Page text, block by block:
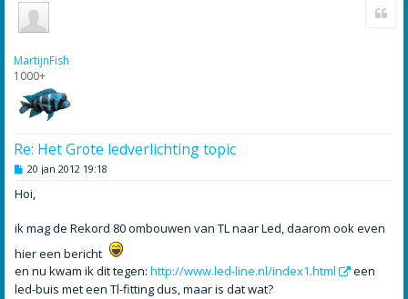
MartijnFish
1000+
Re: Het Grote ledverlichting topic
B
r
i
h
20 jan 2012 19:18
Hoi,
ik mag de Rekord 80 ombouwen van TL naar Led, daarom ook even
hier een bericht
en nu kwam ik dit tegen: http://www.led-line.nl/index1.html
een
led-buis met een Tl-fitting dus, maar is dat wat?